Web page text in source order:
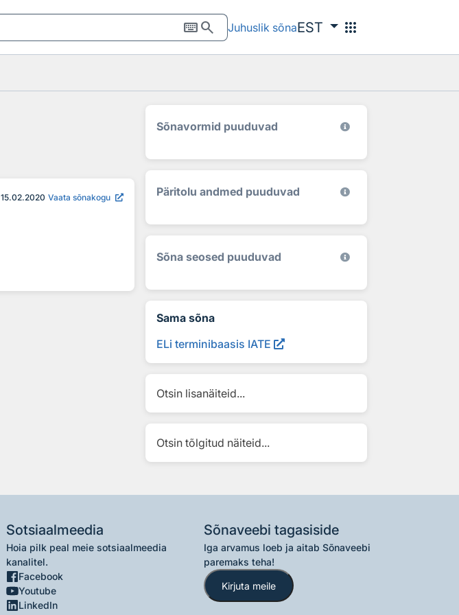
keyboardsearch Juhuslik sõnaEST apps
15.02.2020 Vaata sõnakogu
Sõnavormid puuduvad
Päritolu andmed puuduvad
Sõna seosed puuduvad
Sama sõna
ELi terminibaasis IATE
Otsin lisanäiteid...
Otsin tõlgitud näiteid...
Sotsiaalmeedia
Hoia pilk peal meie sotsiaalmeedia
kanalitel.
Facebook
Youtube
LinkedIn
Sõnaveebi tagasiside
Iga arvamus loeb ja aitab Sõnaveebi
paremaks teha!
Kirjuta meile